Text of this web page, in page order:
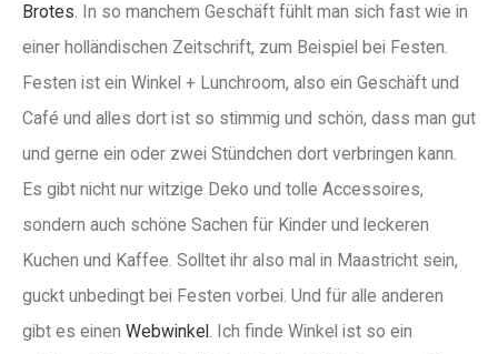
Brotes. In so manchem Geschäft fühlt man sich fast wie in
einer holländischen Zeitschrift, zum Beispiel bei Festen.
Festen ist ein Winkel + Lunchroom, also ein Geschäft und
Café und alles dort ist so stimmig und schön, dass man gut
und gerne ein oder zwei Stündchen dort verbringen kann.
Es gibt nicht nur witzige Deko und tolle Accessoires,
sondern auch schöne Sachen für Kinder und leckeren
Kuchen und Kaffee. Solltet ihr also mal in Maastricht sein,
guckt unbedingt bei Festen vorbei. Und für alle anderen
gibt es einen Webwinkel . Ich finde Winkel ist so ein